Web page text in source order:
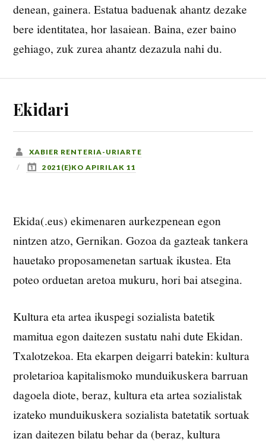
denean, gainera. Estatua baduenak ahantz dezake
bere identitatea, hor lasaiean. Baina, ezer baino
gehiago, zuk zurea ahantz dezazula nahi du.
Ekidari
XABIER RENTERIA-URIARTE
2021(E)KO APIRILAK 11
Ekida(.eus) ekimenaren aurkezpenean egon
nintzen atzo, Gernikan. Gozoa da gazteak tankera
hauetako proposamenetan sartuak ikustea. Eta
poteo orduetan aretoa mukuru, hori bai atsegina.
Kultura eta artea ikuspegi sozialista batetik
mamitua egon daitezen sustatu nahi dute Ekidan.
Txalotzekoa. Eta ekarpen deigarri batekin: kultura
proletarioa kapitalismoko munduikuskera barruan
dagoela diote, beraz, kultura eta artea sozialistak
izateko munduikuskera sozialista batetatik sortuak
izan daitezen bilatu behar da (beraz, kultura